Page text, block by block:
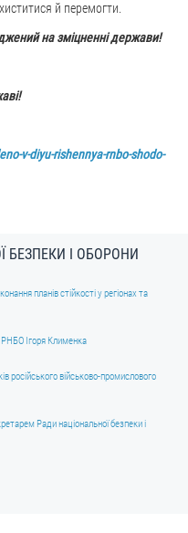
й перемогти.
на зміцненні держави!
v-diyu-rishennya-rnbo-shodo-
БЕЗПЕКИ І ОБОРОНИ
планів стійкості у регіонах та
РНБО Ігоря Клименка
російського військово-промислового
Ради національної безпеки і